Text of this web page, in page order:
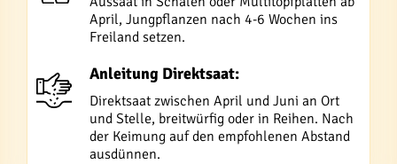
April, Jungpflanzen nach 4-6 Wochen ins
Freiland setzen.
Anleitung Direktsaat:
Direktsaat zwischen April und Juni an Ort
und Stelle, breitwürfig oder in Reihen. Nach
der Keimung auf den empfohlenen Abstand
ausdünnen.